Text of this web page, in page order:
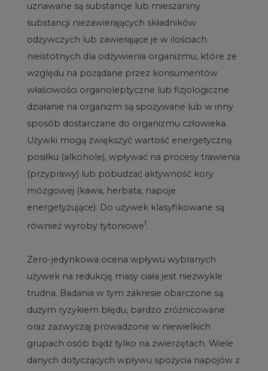
uznawane są substancje lub mieszaniny
substancji niezawierających składników
odżywczych lub zawierające je w ilościach
nieistotnych dla odżywienia organizmu, które ze
względu na pożądane przez konsumentów
właściwości organoleptyczne lub fizjologiczne
działanie na organizm są spożywane lub w inny
sposób dostarczane do organizmu człowieka.
Używki mogą zwiększyć wartość energetyczną
posiłku (alkohole), wpływać na procesy trawienia
(przyprawy) lub pobudzać aktywność kory
mózgowej (kawa, herbata, napoje
energetyzujące). Do używek klasyfikowane są
również wyroby tytoniowe1.
Zero-jedynkowa ocena wpływu wybranych
używek na redukcję masy ciała jest niezwykle
trudna. Badania w tym zakresie obarczone są
dużym ryzykiem błędu, bardzo zróżnicowane
oraz zazwyczaj prowadzone w niewielkich
grupach osób bądź tylko na zwierzętach. Wiele
danych dotyczących wpływu spożycia napojów z